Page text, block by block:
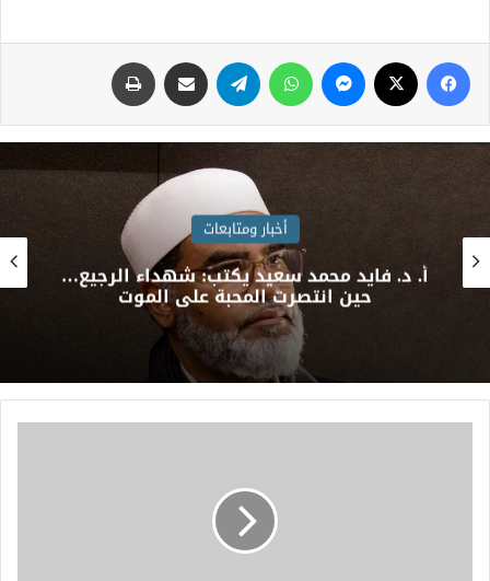
أخبار ومتابعات
فريق طبي بمستشفيات سوهاج الجامعية
ينجح في إنقاذ حياة طفل بعد اختراق إبرة
لجدار القلب